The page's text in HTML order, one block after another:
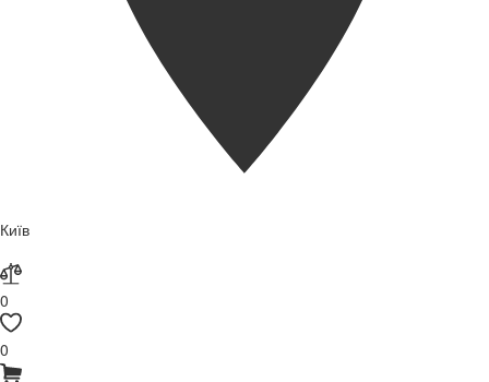
Київ
0
0